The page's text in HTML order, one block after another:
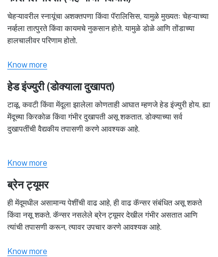
चेहऱ्यावरील स्नायूंचा अशक्तपणा किंवा पॅरालिसिस, यामुळे मुख्यतः चेहऱ्याच्या
नर्व्हला तात्पुरते किंवा कायमचे नुकसान होते. यामुळे डोळे आणि तोंडाच्या
हालचालीवर परिणाम होतो.
Know more
हेड इंज्युरी (डोक्याला दुखापत)
टाळू, कवटी किंवा मेंदूला झालेला कोणताही आघात म्हणजे हेड इंज्युरी होय. ह्या
मेंदूच्या किरकोळ किंवा गंभीर दुखापती असू शकतात. डोक्याच्या सर्व
दुखापतींची वैद्यकीय तपासणी करणे आवश्यक आहे.
Know more
ब्रेन ट्यूमर
ही मेंदूमधील असामान्य पेशींची वाढ आहे, ही वाढ कॅन्सर संबंधित असू शकते
किंवा नसू शकते. कॅन्सर नसलेले ब्रेन ट्यूमर देखील गंभीर असतात आणि
त्यांची तपासणी करून, त्यावर उपचार करणे आवश्यक आहे.
Know more